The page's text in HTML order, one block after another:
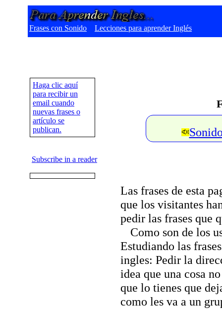
Frases con Sonido Lecciones para aprender Inglés
Haga clic aquí
para recibir un
email cuando
nuevas frases o
artículo se
publican.
Subscribe in a reader
Las frases de esta
que los visitantes
pedir las frases que
Como son de los
Estudiando las
ingles: Pedir la
idea que una cosa
que lo tienes que
como les va a un